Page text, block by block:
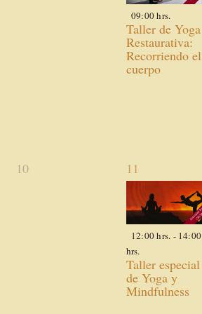
09:00 hrs.
Taller de Yoga
Restaurativa:
Recorriendo el
cuerpo
010 1
actividad,
11
12:00 hrs. - 14:00
hrs.
Taller especial
de Yoga y
Mindfulness